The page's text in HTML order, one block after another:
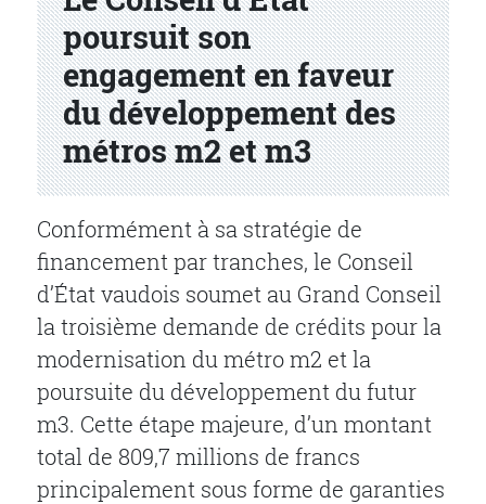
poursuit son
engagement en faveur
du développement des
métros m2 et m3
Conformément à sa stratégie de
financement par tranches, le Conseil
d’État vaudois soumet au Grand Conseil
la troisième demande de crédits pour la
modernisation du métro m2 et la
poursuite du développement du futur
m3. Cette étape majeure, d’un montant
total de 809,7 millions de francs
principalement sous forme de garanties